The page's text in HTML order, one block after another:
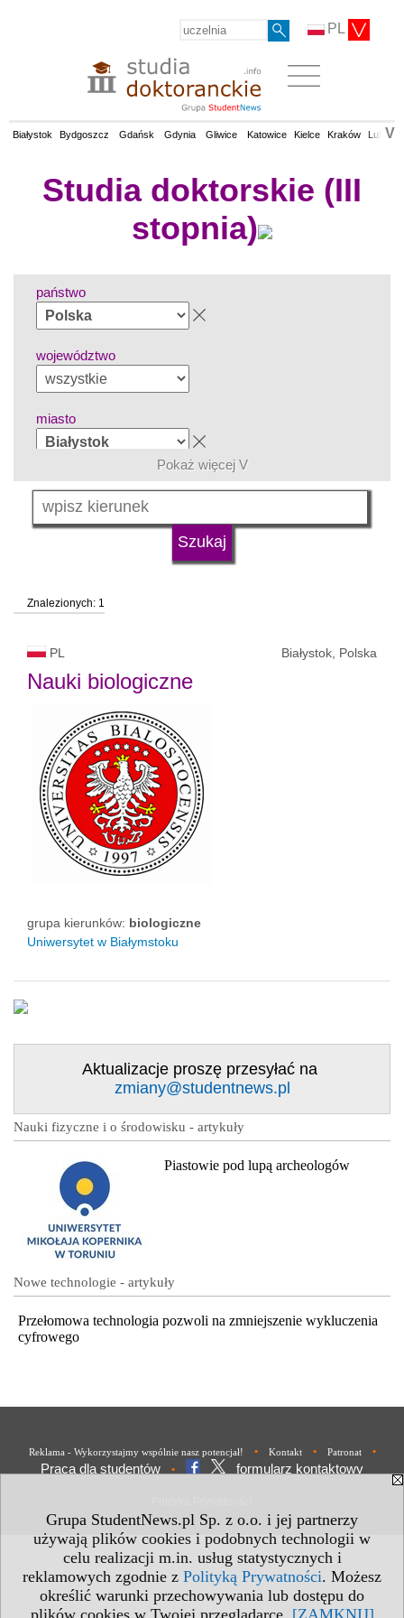
Grupa StudentNews.pl Sp. z o.o. i jej partnerzy
używają plików cookies i podobnych technologii w
celu realizacji m.in. usług statystycznych i
reklamowych zgodnie z Polityką Prywatności. Możesz
określić warunki przechowywania lub dostępu do
plików cookies w Twojej przeglądarce. [ZAMKNIJ]
PL
Białystok Bydgoszcz Gdańsk Gdynia Gliwice Katowice Kielce Kraków Lublin
V
Studia doktorskie (III
stopnia)
państwo
województwo
miasto
grupa kierunków
typ uczelni
status uczelni
Pokaż więcej V
Znalezionych: 1
PL Białystok, Polska
Nauki biologiczne
grupa kierunków: biologiczne
Uniwersytet w Białymstoku
Aktualizacje proszę przesyłać na
zmiany@studentnews.pl
Nauki fizyczne i o środowisku - artykuły
Piastowie pod lupą archeologów
Nowe technologie - artykuły
Przełomowa technologia pozwoli na zmniejszenie wykluczenia
cyfrowego
Reklama - Wykorzystajmy wspólnie nasz potencjał! • Kontakt • Patronat •
Praca dla studentów • formularz kontaktowy